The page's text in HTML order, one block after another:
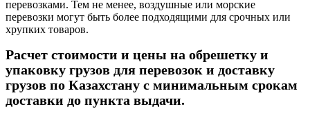
перевозками. Тем не менее, воздушные или морские
перевозки могут быть более подходящими для срочных или
хрупких товаров.
Расчет стоимости и цены на обрешетку и
упаковку грузов для перевозок и доставку
грузов по Казахстану с минимальным срокам
доставки до пункта выдачи.